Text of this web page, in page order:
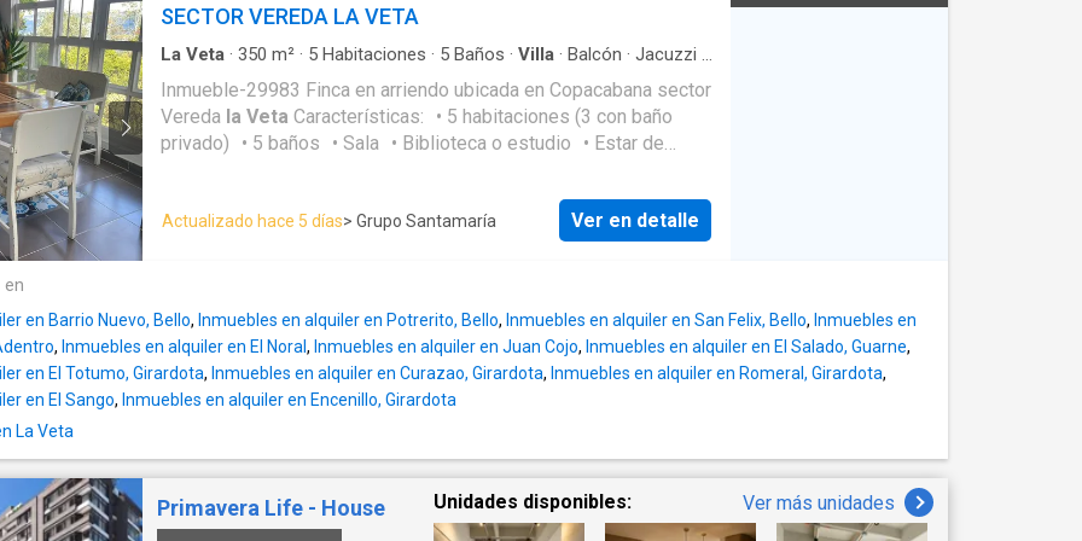
SECTOR VEREDA LA VETA
La Veta · 350 m² · 5 Habitaciones · 5 Baños · Villa · Balcón · Jacuzzi ·
Inmueble-29983 Finca en arriendo ubicada en Copacabana sector
Vereda la Veta
privado) • 5 baños • Sala • Biblioteca o estudio • Estar de
campana • Mesón en acero inoxidable • Zona de ropas •
Balcón • Terraza • Patio • Jardín • Parqueadero doble
(Km 4.5), ubicada a tan solo 15 minutos del casco urbano, ideal
para quienes desean vivir en un entorno natural sin
desconectarse de la ciudad. La propiedad cuenta con 350 m²
construidos en un lote de 3.350 m², ofreciendo amplios espacios
ellas con baño privado y cabina en vidrio templado. Las áreas
sociales incluyen sala amplia, biblioteca o estudio y estar de
alcobas, brindando comodidad para familias numerosas o
Actualizado hace 5 días> Grupo Santamaría Ver en detalle
en
en Barrio Nuevo, Bello, Inmuebles en alquiler en Potrerito, Bello, Inmuebles en alquiler en San Felix, Bello, Inmuebles en
, Inmuebles en alquiler en El Noral , Inmuebles en alquiler en Juan Cojo, Inmuebles en alquiler en El Salado, Guarne,
en El Totumo, Girardota, Inmuebles en alquiler en Curazao, Girardota, Inmuebles en alquiler en Romeral, Girardota,
en El Sango, Inmuebles en alquiler en Encenillo, Girardota
La Veta
Primavera Life - House Unidades disponibles: Ver más unidades